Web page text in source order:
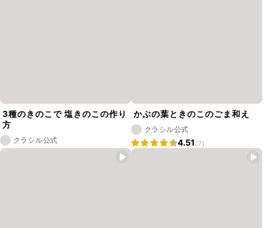
3種のきのこで 塩きのこの作り
方
クラシル公式
かぶの葉ときのこのごま和え
クラシル公式
4.51(7)